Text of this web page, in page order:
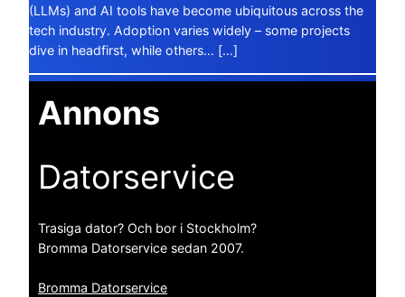
(LLMs) and AI tools have become ubiquitous across the
tech industry. Adoption varies widely – some projects
dive in headfirst, while others… […]
Annons
Datorservice
Trasiga dator? Och bor i Stockholm?
Bromma Datorservice sedan 2007.
Bromma Datorservice